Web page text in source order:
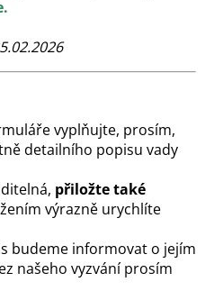
vyplňujte, prosím,
detailního popisu vady
přiložte také
výrazně urychlíte
budeme informovat o jejím
našeho vyzvání prosím